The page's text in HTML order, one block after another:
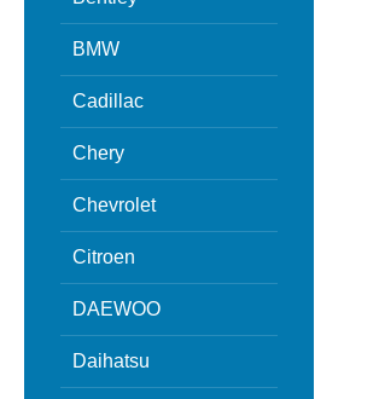
BMW
Cadillac
Chery
Chevrolet
Citroen
DAEWOO
Daihatsu